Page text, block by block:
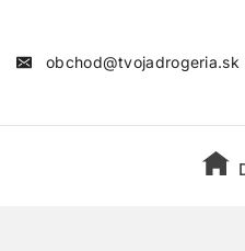
obchod@tvojadrogeria.sk